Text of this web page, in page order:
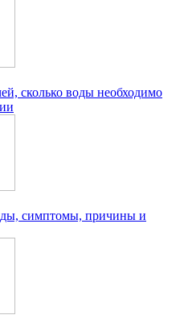
сколько воды необходимо
симптомы, причины и